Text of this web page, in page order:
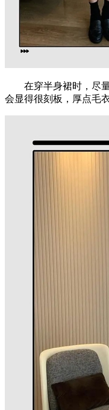
在穿半身裙时，尽量
会显得很刻板，厚点毛